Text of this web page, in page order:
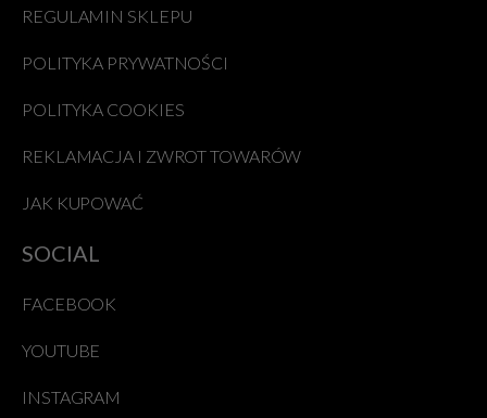
REGULAMIN SKLEPU
POLITYKA PRYWATNOŚCI
POLITYKA COOKIES
REKLAMACJA I ZWROT TOWARÓW
JAK KUPOWAĆ
SOCIAL
FACEBOOK
YOUTUBE
INSTAGRAM